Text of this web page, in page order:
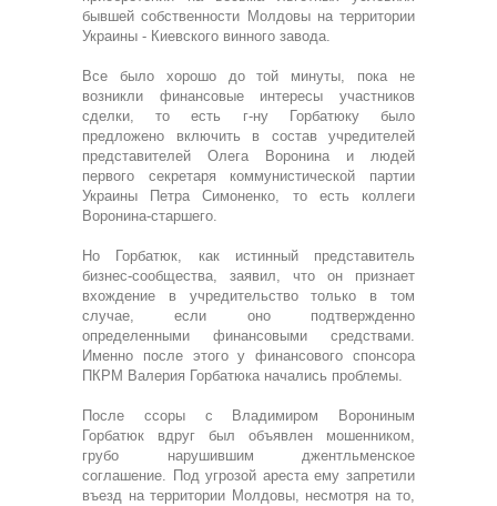
бывшей собственности Молдовы на территории
Украины - Киевского винного завода.
Все было хорошо до той минуты, пока не
возникли финансовые интересы участников
сделки, то есть г-ну Горбатюку было
предложено включить в состав учредителей
представителей Олега Воронина и людей
первого секретаря коммунистической партии
Украины Петра Симоненко, то есть коллеги
Воронина-старшего.
Но Горбатюк, как истинный представитель
бизнес-сообщества, заявил, что он признает
вхождение в учредительство только в том
случае, если оно подтвержденно
определенными финансовыми средствами.
Именно после этого у финансового спонсора
ПКРМ Валерия Горбатюка начались проблемы.
После ссоры с Владимиром Ворониным
Горбатюк вдруг был объявлен мошенником,
грубо нарушившим джентльменское
соглашение. Под угрозой ареста ему запретили
въезд на территории Молдовы, несмотря на то,